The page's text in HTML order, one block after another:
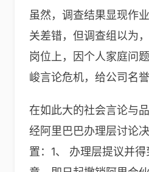
虽然，调查结果显现作
关差错，但调查组以为
岗位上，因个人家庭问
峻言论危机，给公司名
在如此大的社会言论与
经阿里巴巴办理层讨论
置：1、 办理层提议并